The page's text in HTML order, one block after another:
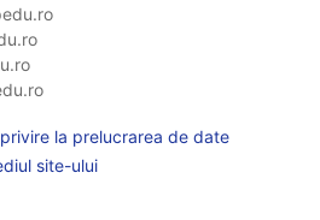
la prelucrarea de date
site-ului